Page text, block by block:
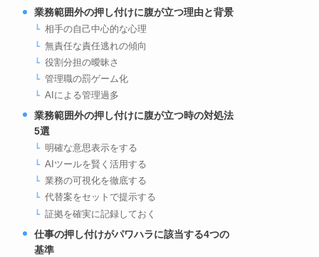
業務範囲外の押し付けに腹が立つ理由と背景
相手の自己中心的な心理
無責任な責任逃れの傾向
役割分担の曖昧さ
管理職の罰ゲーム化
AIによる管理過多
業務範囲外の押し付けに腹が立つ時の対処法
5選
明確な意思表示をする
AIツールを賢く活用する
業務の可視化を徹底する
代替案をセットで提示する
証拠を確実に記録しておく
仕事の押し付けがパワハラに該当する4つの
基準